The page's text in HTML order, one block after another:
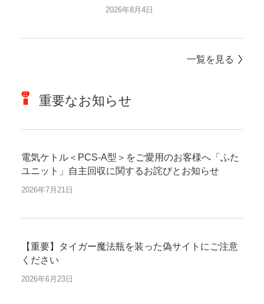
2026年8月4日
一覧を見る
重要なお知らせ
電気ケトル＜PCS-A型＞をご愛用のお客様へ「ふた
ユニット」自主回収に関するお詫びとお知らせ
2026年7月21日
【重要】タイガー魔法瓶を装った偽サイトにご注意
ください
2026年6月23日